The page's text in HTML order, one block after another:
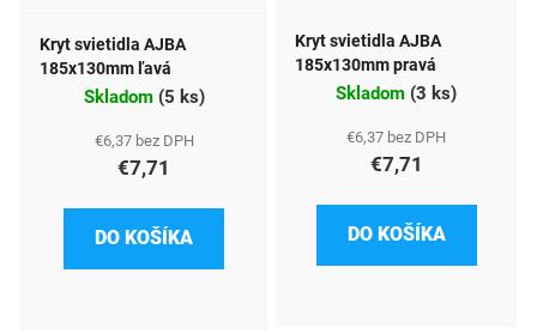
Kryt svietidla AJBA
185x130mm ľavá
Skladom (5 ks)
€6,37 bez DPH
€7,71
DO KOŠÍKA
Kryt svietidla AJBA
185x130mm pravá
Skladom (3 ks)
€6,37 bez DPH
€7,71
DO KOŠÍKA